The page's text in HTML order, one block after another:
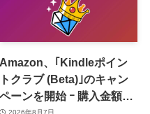
Amazon、｢Kindleポイン
トクラブ (Beta)｣のキャン
ペーンを開始 ｰ 購入金額に
2026年8月7日